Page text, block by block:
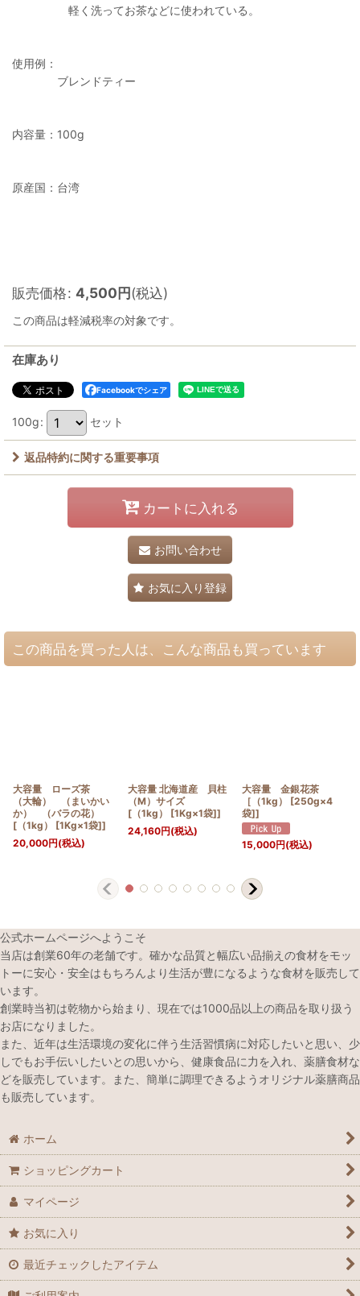
軽く洗ってお茶などに使われている。
使用例：
ブレンドティー
内容量：100g
原産国：台湾
販売価格: 4,500円(税込)
この商品は軽減税率の対象です。
在庫あり
Facebookでシェア
100g: セット
返品特約に関する重要事項
カートに入れる
お問い合わせ
お気に入り登録
この商品を買った人は、こんな商品も買っています
大容量 ローズ茶
（大輪） （まいかい
か） （バラの花）
[（1kg） [1Kg×1袋]]
20,000円(税込)
大容量 北海道産 貝柱
（M）サイズ
[（1kg） [1Kg×1袋]]
24,160円(税込)
大容量 金銀花茶
［（1kg） [250g×4
袋]]
15,000円(税込)
公式ホームページへようこそ
当店は創業60年の老舗です。確かな品質と幅広い品揃えの食材をモッ
トーに安心・安全はもちろんより生活が豊になるような食材を販売して
います。
創業時当初は乾物から始まり、現在では1000品以上の商品を取り扱う
お店になりました。
また、近年は生活環境の変化に伴う生活習慣病に対応したいと思い、少
しでもお手伝いしたいとの思いから、健康食品に力を入れ、薬膳食材な
どを販売しています。また、簡単に調理できるようオリジナル薬膳商品
も販売しています。
ホーム
ショッピングカート
マイページ
お気に入り
最近チェックしたアイテム